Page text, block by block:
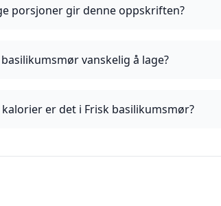
porsjoner gir denne oppskriften?
basilikumsmør vanskelig å lage?
er det i Frisk basilikumsmør?